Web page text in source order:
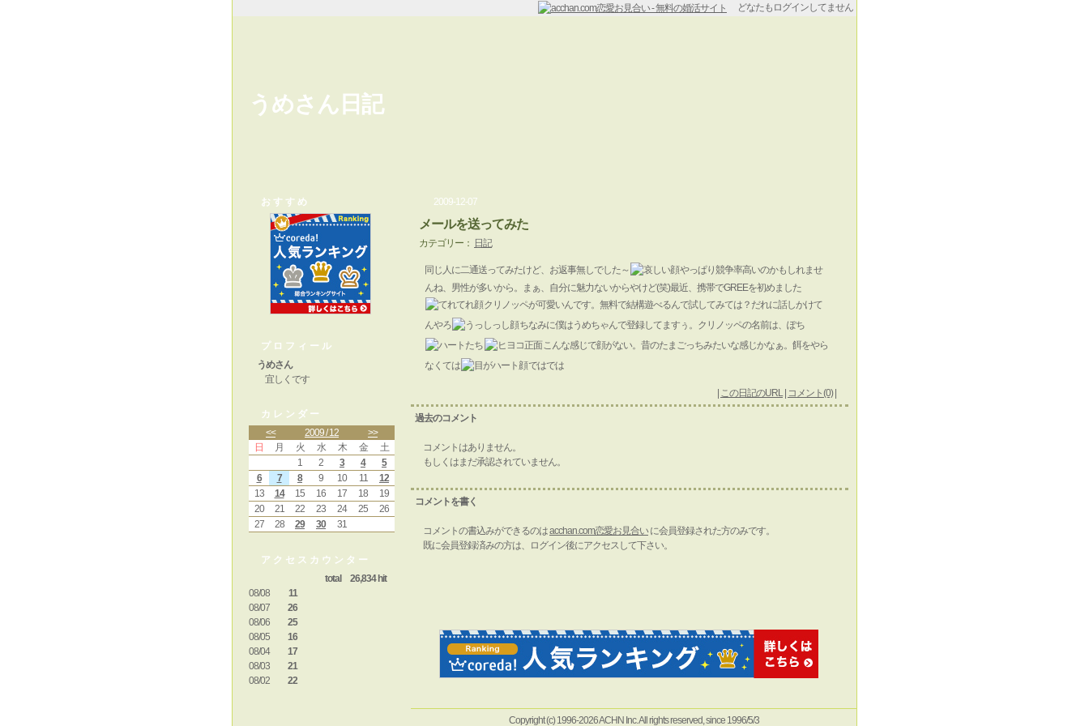
どなたもログインしてません
うめさん日記
おすすめ
プロフィール
うめさん
宜しくです
カレンダー
<<
2009 / 12
>>
日
月 火 水 木 金
土
1
2 3 4
5
6
7 8 9 10 11
12
13
14 15 16 17 18
19
20
21 22 23 24 25
26
27
28 29 30 31
アクセスカウンター
total 26,834 hit
08/08
11
08/07
26
08/06
25
08/05
16
08/04
17
08/03
21
08/02
22
2009-12-07
メールを送ってみた
カテゴリー： 日記
同じ人に二通送ってみたけど、お返事無しでした～
やっぱり競争率高いのかもしれませ
んね、男性が多いから。まぁ、自分に魅力ないからやけど(笑)最近、携帯でGREEを初めました
クリノッペが可愛いんです。無料で結構遊べるんで試してみては？だれに話しかけて
んやろ
ちなみに僕はうめちゃんで登録してますぅ。クリノッペの名前は、ぽち
こんな感じで顔がない。昔のたまごっちみたいな感じかなぁ。餌をやら
なくては
ではでは
この日記のURL| コメント(0)|
過去のコメント
コメントはありません。
もしくはまだ承認されていません。
コメントを書く
コメントの書込みができるのはacchan.com恋愛お見合いに会員登録された方のみです。
既に会員登録済みの方は、ログイン後にアクセスして下さい。
Copyright (c) 1996-2026 ACHN Inc. All rights reserved, since 1996/5/3